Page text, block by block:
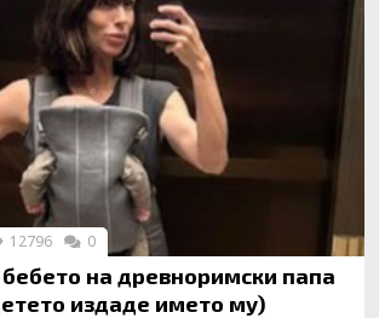
на древноримски папа
издаде името му)
12796 0